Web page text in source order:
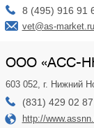
8 (495) 916 91
vet@as-market.ru
ООО «АСС-
603 052, г. Нижний
(831) 429 02
http://